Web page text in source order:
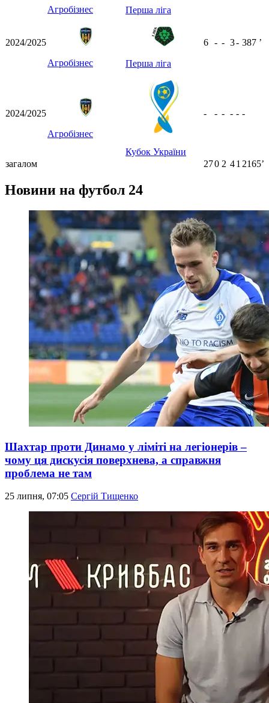
Агробізнес
Перша ліга
2024/2025
Агробізнес
Перша ліга
6 - - 3- 387 ʼ
2024/2025
Агробізнес
Кубок України
- - - - - -
загалом 270 2 41 2165ʼ
Новини на футбол 24
Шахтар проти Динамо у ліміті на легіонерів –
чому ця дискусія поверхнева, а справжня
проблема не там
25 липня, 07:05 Сергій Тищенко